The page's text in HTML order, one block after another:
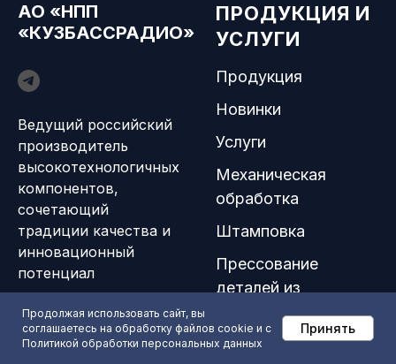
Продолжая использовать сайт, вы
соглашаетесь на обработку файлов cookie и c
Политикой обработки персональных данных
Принять
АО «НПП
«КУЗБАССРАДИО»
Ведущий российский
производитель
высокотехнологичных
компонентов,
сочетающий
традиции качества и
инновационный
потенциал
ПРОДУКЦИЯ И
УСЛУГИ
Продукция
Новинки
Услуги
Механическая
обработка
Штамповка
Прессование
деталей из
пластмасс
Инструментальное